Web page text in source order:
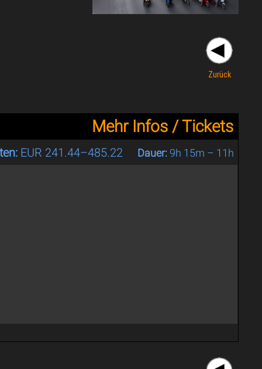
Zurück
Mehr Infos / Tickets
EUR 241.44–485.22 Dauer: 9h 15m – 11h